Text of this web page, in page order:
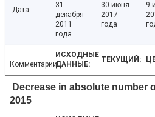
Дата
31
декабря
2011
года
30 июня
2017
года
9
Комментарии
Decrease in absolute number
2015